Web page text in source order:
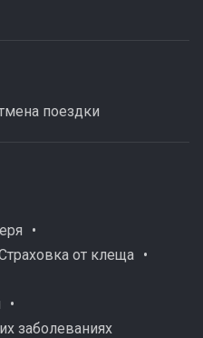
поездки
от клеща
заболеваниях